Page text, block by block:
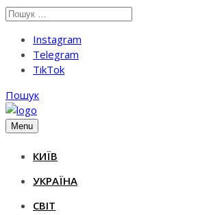
Instagram
Telegram
TikTok
Пошук
Menu
КИЇВ
УКРАЇНА
СВІТ